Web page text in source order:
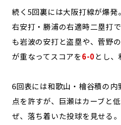
続く5回裏には大阪打線が爆
右安打・勝浦の右適時二塁打で
も岩波の安打と盗塁や、菅野
が重なってスコアを6-0とし、
6回表には和歌山・檜谷積の
点を許すが、巨瀬はカーブと
ぜ、落ち着いた投球を見せる